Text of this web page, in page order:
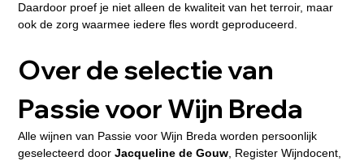
Daardoor proef je niet alleen de kwaliteit van het terroir, maar
ook de zorg waarmee iedere fles wordt geproduceerd.
Over de selectie van
Passie voor Wijn Breda
Alle wijnen van Passie voor Wijn Breda worden persoonlijk
geselecteerd door Jacqueline de Gouw, Register Wijndocent,